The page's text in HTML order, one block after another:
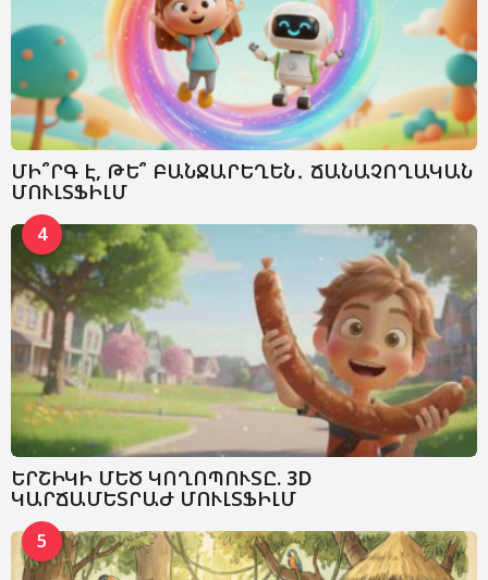
ՄԻ՞ՐԳ Է, ԹԵ՞ ԲԱՆՋԱՐԵՂԵՆ․ ՃԱՆԱՉՈՂԱԿԱՆ
ՄՈՒԼՏՖԻԼՄ
4
ԵՐՇԻԿԻ ՄԵԾ ԿՈՂՈՊՈՒՏԸ. 3D
ԿԱՐՃԱՄԵՏՐԱԺ ՄՈՒԼՏՖԻԼՄ
5